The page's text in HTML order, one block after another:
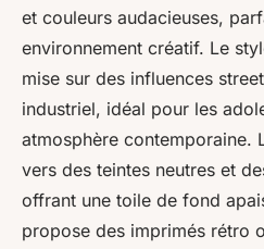
et couleurs audacieuses,
environnement créatif. Le
mise sur des influences
industriel, idéal pour les
atmosphère contemporaine.
vers des teintes neutres et
offrant une toile de fond
propose des imprimés rétro